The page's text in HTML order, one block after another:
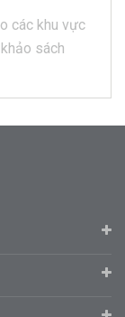
các khu vực
sách